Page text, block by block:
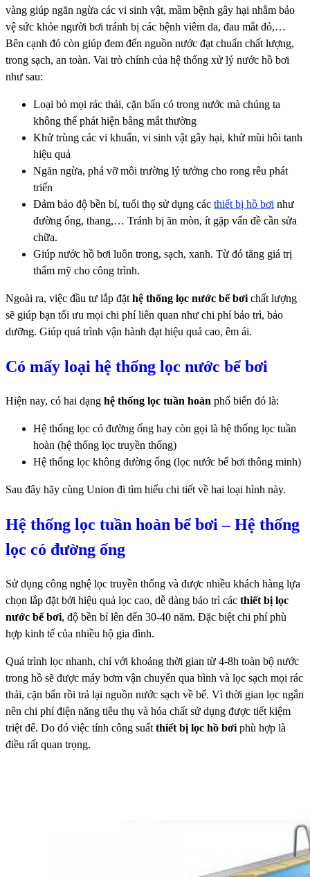
vàng giúp ngăn ngừa các vi sinh vật, mầm bệnh gây hại nhằm bảo
vệ sức khỏe người bơi tránh bị các bệnh viêm da, đau mắt đỏ,…
Bên cạnh đó còn giúp đem đến nguồn nước đạt chuẩn chất lượng,
trong sạch, an toàn. Vai trò chính của hệ thống xử lý nước hồ bơi
như sau:
Loại bỏ mọi rác thải, cặn bẩn có trong nước mà chúng ta
không thể phát hiện bằng mắt thường
Khử trùng các vi khuẩn, vi sinh vật gây hại, khử mùi hôi tanh
hiệu quả
Ngăn ngừa, phá vỡ môi trường lý tưởng cho rong rêu phát
triển
Đảm bảo độ bền bỉ, tuổi thọ sử dụng các thiết bị hồ bơi như
đường ống, thang,… Tránh bị ăn mòn, ít gặp vấn đề cần sửa
chữa.
Giúp nước hồ bơi luôn trong, sạch, xanh. Từ đó tăng giá trị
thẩm mỹ cho công trình.
Ngoài ra, việc đầu tư lắp đặt hệ thống lọc nước bể bơi chất lượng
sẽ giúp bạn tối ưu mọi chi phí liên quan như chi phí bảo trì, bảo
dưỡng. Giúp quá trình vận hành đạt hiệu quả cao, êm ái.
Có mấy loại hệ thống lọc nước bể bơi
Hiện nay, có hai dạng hệ thống lọc tuần hoàn phổ biến đó là:
Hệ thống lọc có đường ống hay còn gọi là hệ thống lọc tuần
hoàn (hệ thống lọc truyền thống)
Hệ thống lọc không đường ống (lọc nước bể bơi thông minh)
Sau đây hãy cùng Union đi tìm hiểu chi tiết về hai loại hình này.
Hệ thống lọc tuần hoàn bể bơi – Hệ thống
lọc có đường ống
Sử dụng công nghệ lọc truyền thống và được nhiều khách hàng lựa
chọn lắp đặt bởi hiệu quả lọc cao, dễ dàng bảo trì các thiết bị lọc
nước bể bơi, độ bền bỉ lên đến 30-40 năm. Đặc biệt chi phí phù
hợp kinh tế của nhiều hộ gia đình.
Quá trình lọc nhanh, chỉ với khoảng thời gian từ 4-8h toàn bộ nước
trong hồ sẽ được máy bơm vận chuyển qua bình và lọc sạch mọi rác
thải, cặn bẩn rồi trả lại nguồn nước sạch về bể. Vì thời gian lọc ngắn
nên chi phí điện năng tiêu thụ và hóa chất sử dụng được tiết kiệm
triệt để. Do đó việc tính công suất thiết bị lọc hồ bơi phù hợp là
điều rất quan trọng.